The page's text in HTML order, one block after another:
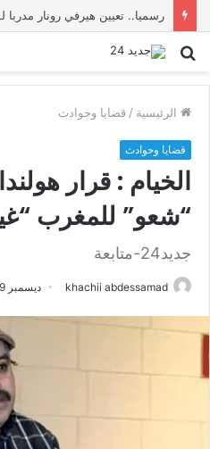
رسميا.. تعيين هيرفي رونار مدربا
بحث
الرئيسية / قضايا وحوادث
قضايا وحوادث
الخيام : قرار
“شعو” للمغرب
جديد24-متابعة
khachii abdessamad ديسمبر 29, 2018